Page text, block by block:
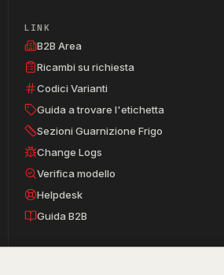
LINK
B2B Area
Ricambi su richiesta
Codici Varianti
Guida a trovare l'etichetta
Sezioni Guarnizione Frigo
Change Logs
Verifica modello
Helpdesk
Guida B2B